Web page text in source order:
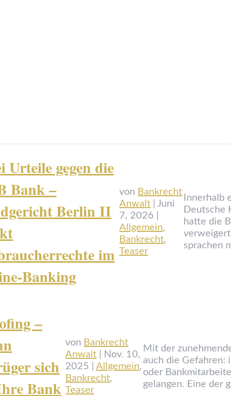
Urteile gegen die
Bank –
Berlin II
im
Banking
von Bankrecht
Anwalt
Juni
7, 2026
Allgemein,
Bankrecht,
Teaser
Innerhalb
Deutsche
hatte die
sprachen
–
sich
Bank
von Bankrecht
Anwalt
Nov. 10,
2025 |Allgemein,
Bankrecht,
Teaser
Mit der
auch die Gefahren:
oder
gelangen. Eine der